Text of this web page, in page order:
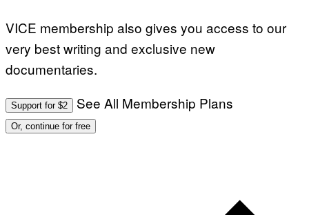
VICE membership also gives you access to our
very best writing and exclusive new
documentaries.
Support for $2 See All Membership Plans
Or, continue for free